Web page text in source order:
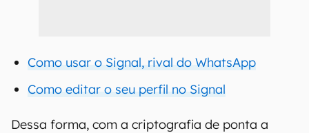
Como usar o Signal, rival do WhatsApp
Como editar o seu perfil no Signal
Dessa forma, com a criptografia de ponta a